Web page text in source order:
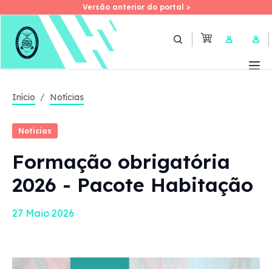
Skip
Versão anterior do portal >
Versão anterior do portal >
User
Início Notícias
Notícias
Formação obrigatória
2026 - Pacote Habitação
27 Maio 2026